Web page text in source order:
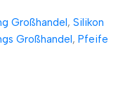
Großhandel, Silikon
Großhandel, Pfeife